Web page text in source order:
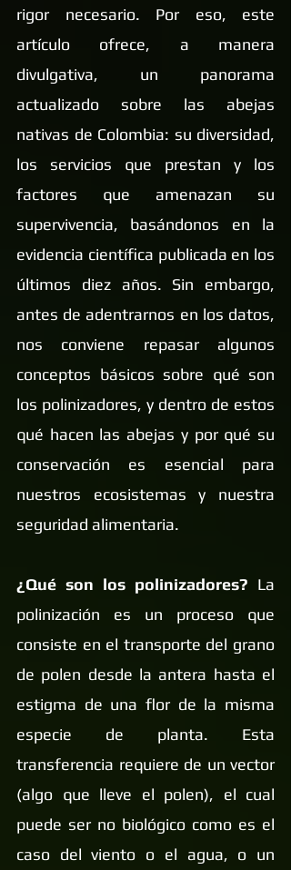
rigor necesario. Por eso, este
artículo ofrece, a manera
divulgativa, un panorama
actualizado sobre las abejas
nativas de Colombia: su diversidad,
los servicios que prestan y los
factores que amenazan su
supervivencia, basándonos en la
evidencia científica publicada en los
últimos diez años. Sin embargo,
antes de adentrarnos en los datos,
nos conviene repasar algunos
conceptos básicos sobre qué son
los polinizadores, y dentro de estos
qué hacen las abejas y por qué su
conservación es esencial para
nuestros ecosistemas y nuestra
seguridad alimentaria.
¿Qué son los polinizadores? La
polinización es un proceso que
consiste en el transporte del grano
de polen desde la antera hasta el
estigma de una flor de la misma
especie de planta. Esta
transferencia requiere de un vector
(algo que lleve el polen), el cual
puede ser no biológico como es el
caso del viento o el agua, o un